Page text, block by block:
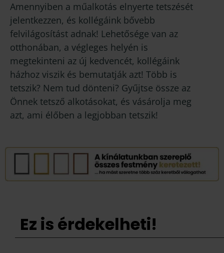
Amennyiben a műalkotás elnyerte tetszését
jelentkezzen, és kollégáink bővebb
felvilágosítást adnak! Lehetősége van az
otthonában, a végleges helyén is
megtekinteni az új kedvencét, kollégáink
házhoz viszik és bemutatják azt! Több is
tetszik? Nem tud dönteni? Gyűjtse össze az
Önnek tetsző alkotásokat, és vásárolja meg
azt, ami élőben a legjobban tetszik!
Ez is érdekelheti!